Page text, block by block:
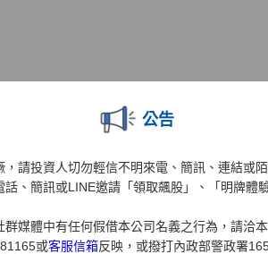
公告
，請投資人切勿輕信不明來電、簡訊、連結或
話、簡訊或LINE邀請「領取飆股」、「明牌體
群媒體中有任何假借本公司名義之行為，請洽
或客服信箱反映，或撥打內政部警政署